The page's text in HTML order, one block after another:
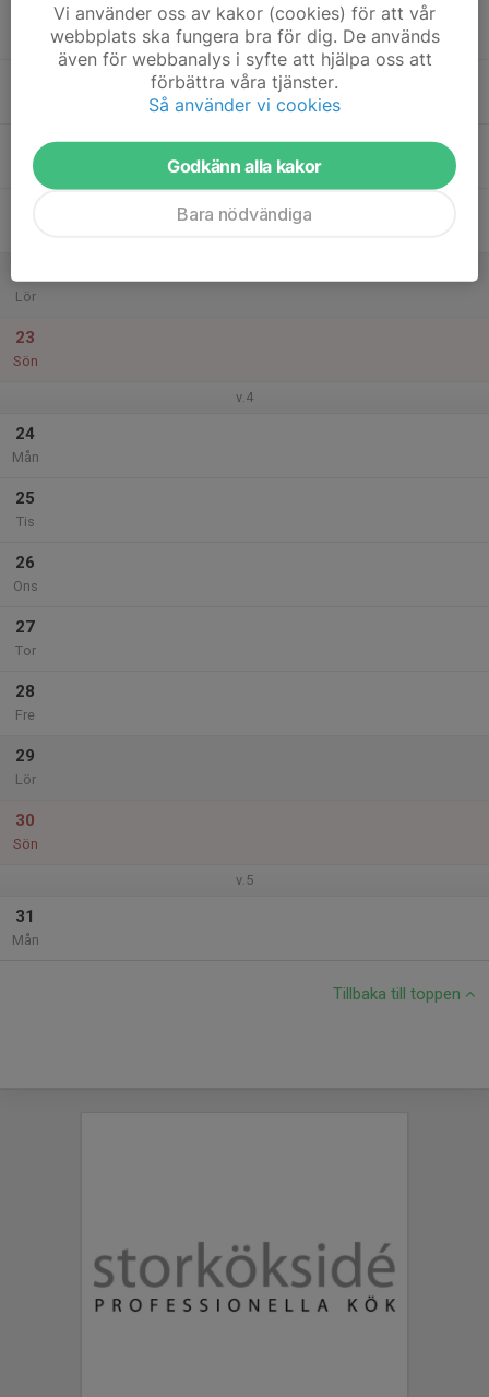
Tor
Lör
23
Sön
v.4
24
Mån
25
Tis
26
Ons
27
Tor
28
Fre
29
Lör
30
Sön
v.5
31
Mån
Tillbaka till toppen
Vi använder oss av kakor (cookies) för att vår
webbplats ska fungera bra för dig. De används
även för webbanalys i syfte att hjälpa oss att
förbättra våra tjänster.
Så använder vi cookies
Godkänn alla kakor
Bara nödvändiga